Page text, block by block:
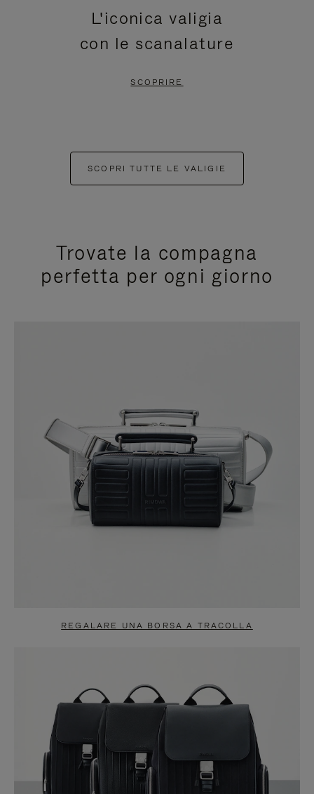
L'iconica valigia
con le scanalature
SCOPRIRE
SCOPRI TUTTE LE VALIGIE
Trovate la compagna
perfetta per ogni giorno
REGALARE UNA BORSA A TRACOLLA